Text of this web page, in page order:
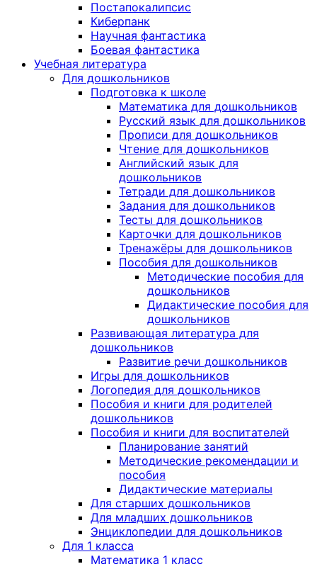
Постапокалипсис
Киберпанк
Научная фантастика
Боевая фантастика
Учебная литература
Для дошкольников
Подготовка к школе
Математика для дошкольников
Русский язык для дошкольников
Прописи для дошкольников
Чтение для дошкольников
Английский язык для
дошкольников
Тетради для дошкольников
Задания для дошкольников
Тесты для дошкольников
Карточки для дошкольников
Тренажёры для дошкольников
Пособия для дошкольников
Методические пособия для
дошкольников
Дидактические пособия для
дошкольников
Развивающая литература для
дошкольников
Развитие речи дошкольников
Игры для дошкольников
Логопедия для дошкольников
Пособия и книги для родителей
дошкольников
Пособия и книги для воспитателей
Планирование занятий
Методические рекомендации и
пособия
Дидактические материалы
Для старших дошкольников
Для младших дошкольников
Энциклопедии для дошкольников
Для 1 класса
Математика 1 класс